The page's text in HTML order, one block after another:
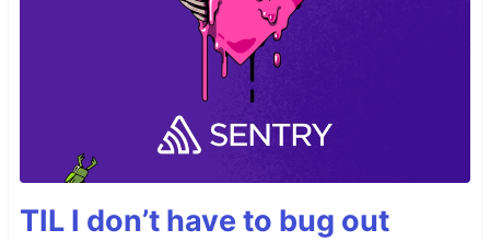
TIL I don’t have to bug out